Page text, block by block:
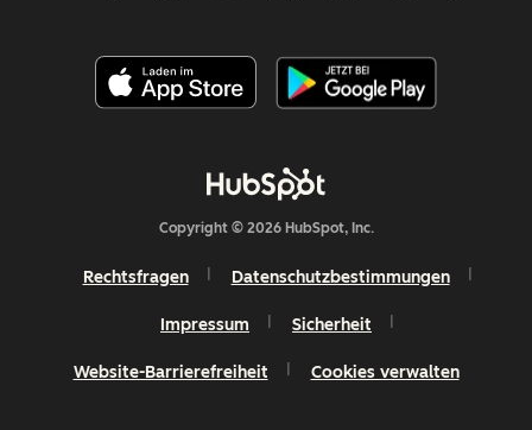
Copyright © 2026 HubSpot, Inc.
Rechtsfragen Datenschutzbestimmungen
Impressum Sicherheit
Website-Barrierefreiheit Cookies verwalten